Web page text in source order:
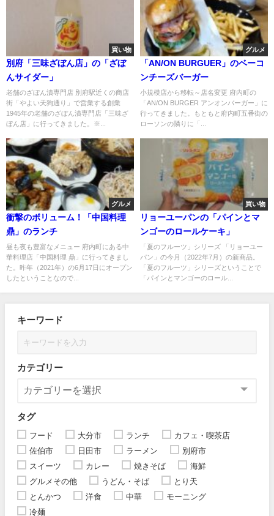
買い物
別府「三味ざぼん店」の「ざぼ
んサイダー」
老舗のざぼん漬専門店 別府駅近くの商店
街「やよい天狗通り」で営業する創業
1945年の老舗のざぼん漬専門店「三味ざ
ぼん店」に行ってきました。※...
グルメ
「AN/ON BURGUER」のベーコ
ンチーズバーガー
小規模店から移転～店名変更 府内町の
「AN/ON BURGER アンオンバーガー」に
行ってきました。もともと府内町五番街の
ローソンの隣りに「...
グルメ
衝撃のボリューム！「中国料理
鼎」のランチ
昼も夜も豊富なメニュー 府内町にある中
華料理店「中国料理 鼎」に行ってきまし
た。昨年（2021年）の6月17日にオープン
したということなので...
買い物
リョーユーパンの「パインとマ
ンゴーのロールケーキ」
「夏のフルーツ」シリーズ 「リョーユー
パン」の今月（2022年7月）の新商品。
「夏のフルーツ」シリーズということで
「パインとマンゴーのロール...
キーワード
カテゴリー
タグ
フード 大分市 ランチ
カフェ・喫茶店
佐伯市
日田市 ラーメン
別府市
スイーツ
カレー 焼きそば
海鮮
グルメその他
うどん・そば
とり天
とんかつ
洋食 中華
モーニング
冷麺